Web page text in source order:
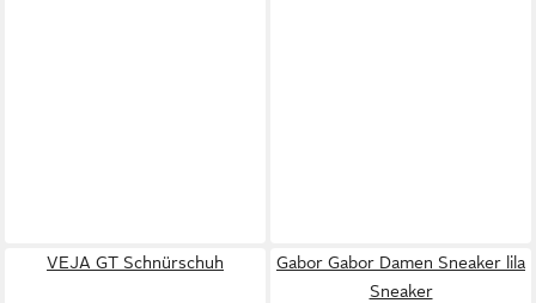
VEJA GT Schnürschuh
Gabor Gabor Damen Sneaker lila
Sneaker